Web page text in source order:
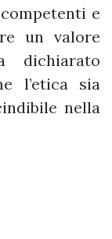
e
un valore
dichiarato
l’etica sia
nella